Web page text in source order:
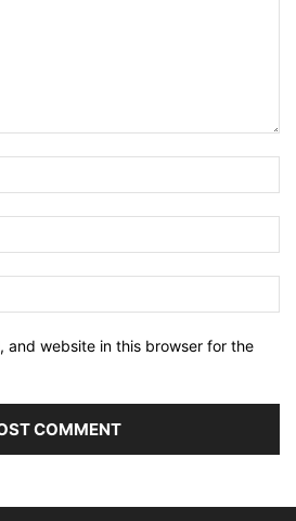
and website in this browser for the